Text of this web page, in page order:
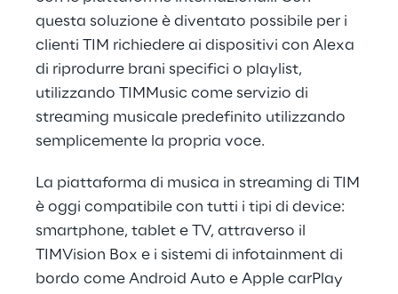
questa soluzione è diventato possibile per i
clienti TIM richiedere ai dispositivi con Alexa
di riprodurre brani specifici o playlist,
utilizzando TIMMusic come servizio di
streaming musicale predefinito utilizzando
semplicemente la propria voce.
La piattaforma di musica in streaming di TIM
è oggi compatibile con tutti i tipi di device:
smartphone, tablet e TV, attraverso il
TIMVision Box e i sistemi di infotainment di
bordo come Android Auto e Apple carPlay